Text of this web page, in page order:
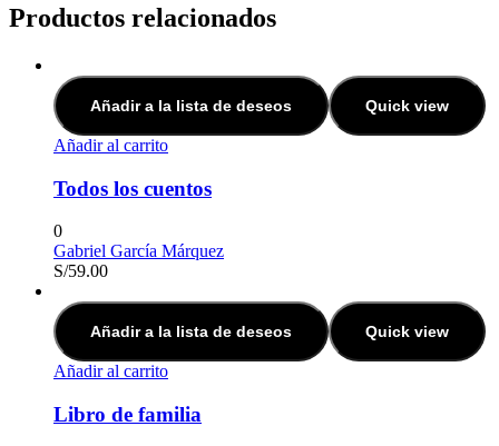
Productos relacionados
Añadir a la lista de deseos Quick view
Añadir al carrito
Todos los cuentos
0
Gabriel García Márquez
S/59.00
Añadir a la lista de deseos Quick view
Añadir al carrito
Libro de familia